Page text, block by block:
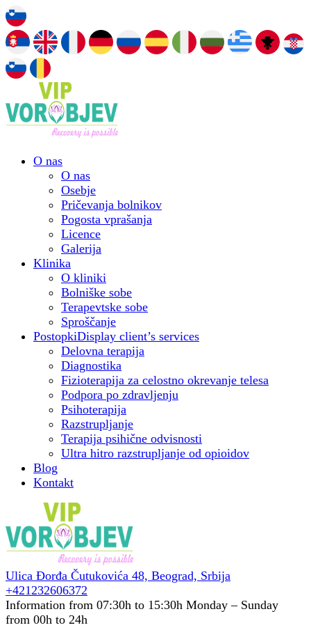
O nas
O nas
Osebje
Pričevanja bolnikov
Pogosta vprašanja
Licence
Galerija
Klinika
O kliniki
Bolniške sobe
Terapevtske sobe
Sproščanje
PostopkiDisplay client’s services
Delovna terapija
Diagnostika
Fizioterapija za celostno okrevanje telesa
Podpora po zdravljenju
Psihoterapija
Razstrupljanje
Terapija psihične odvisnosti
Ultra hitro razstrupljanje od opioidov
Blog
Kontakt
Ulica Đorđa Čutukovića 48, Beograd, Srbija
+421232606372
Information from 07:30h to 15:30h Monday – Sunday
from 00h to 24h